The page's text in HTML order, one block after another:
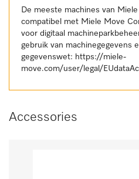
De meeste machines van
compatibel met Miele Move
voor digitaal
gebruik van machinegegevens
gegevenswet: https://miele-
move.com/user/legal/
Accessories